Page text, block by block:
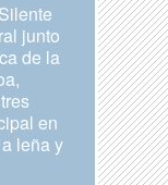
junto
de la
en
leña y